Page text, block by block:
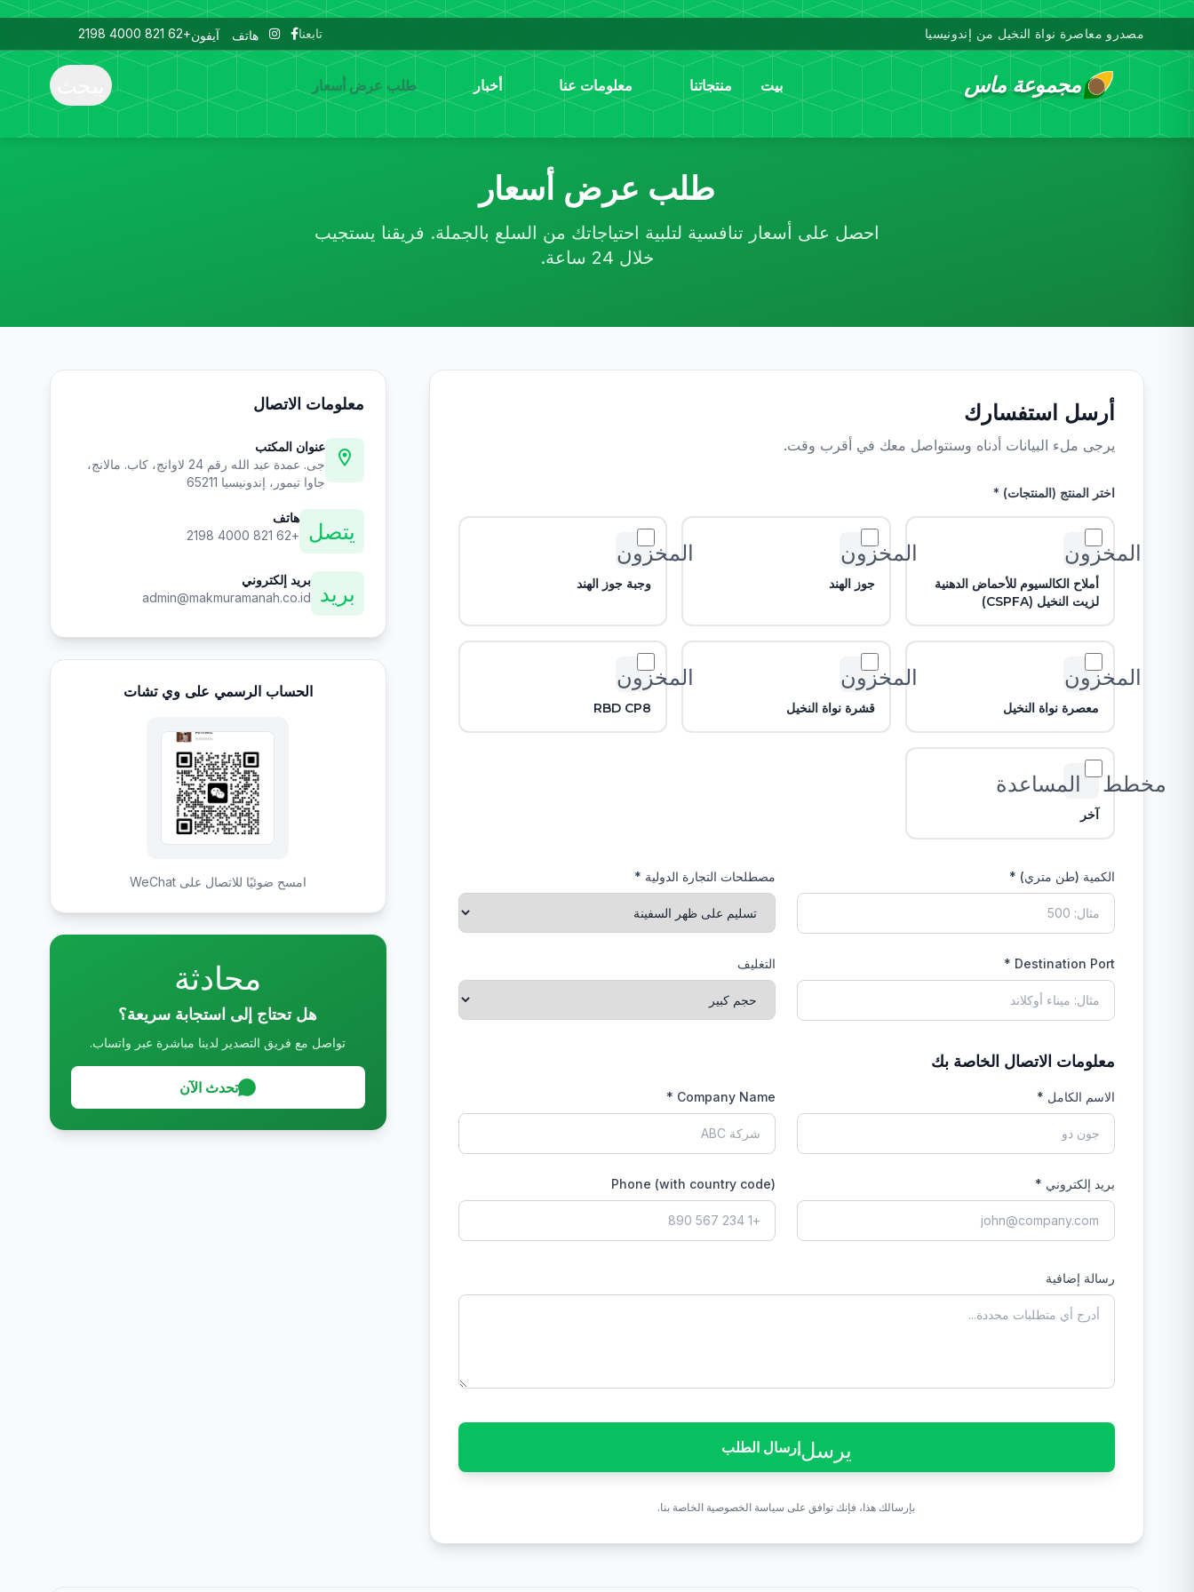
مصدرو معاصرة نواة النخيل من إندونيسيا تابعنا هاتف آيفون+62 821 4000 2198
مجموعة ماس بيت منتجاتنا معلومات عنا أخبار طلب عرض أسعار
طلب عرض أسعار
احصل على أسعار تنافسية لتلبية احتياجاتك من السلع بالجملة. فريقنا يستجيب
خلال 24 ساعة.
أرسل استفسارك
يرجى ملء البيانات أدناه وسنتواصل معك في أقرب وقت.
اختر المنتج (المنتجات) *
المخزون_2
أملاح الكالسيوم للأحماض الدهنية
لزيت النخيل (CSPFA)
المخزون_2
جوز الهند
المخزون_2
وجبة جوز الهند
المخزون_2
معصرة نواة النخيل
المخزون_2
قشرة نواة النخيل
المخزون_2
RBD CP8
مخطط المساعدة
آخر
الكمية (طن متري) * مصطلحات التجارة الدولية *
Destination Port * التغليف
معلومات الاتصال الخاصة بك
الاسم الكامل * Company Name *
بريد إلكتروني * Phone (with country code)
رسالة إضافية
يرسلإرسال الطلب
بإرسالك هذا، فإنك توافق على سياسة الخصوصية الخاصة بنا.
معلومات الاتصال
location_on عنوان المكتب
جى. عمدة عبد الله رقم 24 لاوانج، كاب. مالانج،
جاوا تيمور، إندونيسيا 65211
يتصل هاتف
+62 821 4000 2198
بريد بريد إلكتروني
admin@makmuramanah.co.id
الحساب الرسمي على وي تشات
امسح ضوئيًا للاتصال على WeChat
محادثة
هل تحتاج إلى استجابة سريعة؟
تواصل مع فريق التصدير لدينا مباشرة عبر واتساب.
تحدث الآن